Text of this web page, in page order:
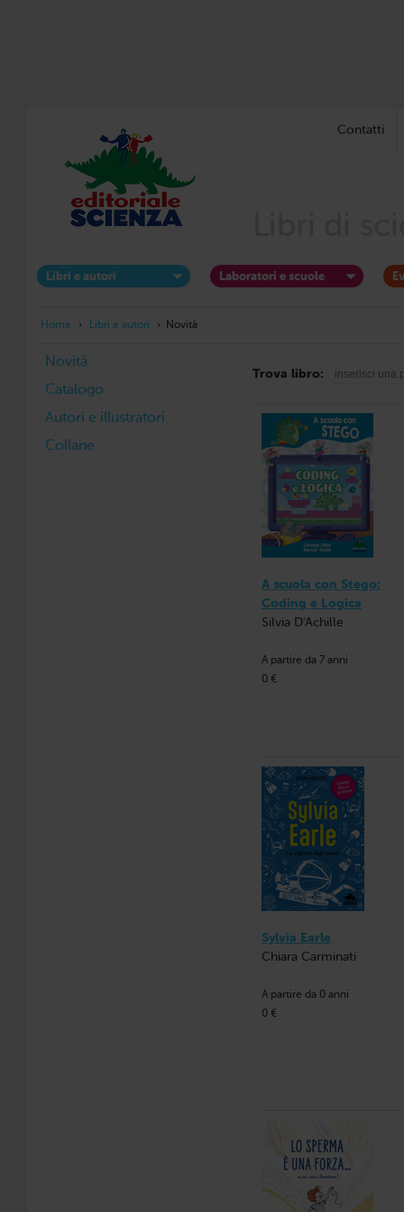
Contatti
Libri e autori Laboratori e scuole
Home › Libri e autori › Novità
Novità
Catalogo
Autori e illustratori
Collane
Trova libro:
A scuola con Stego:
Coding e Logica
Silvia D'Achille
A partire da 7 anni
0 €
Sylvia Earle
Chiara Carminati
A partire da 0 anni
0 €